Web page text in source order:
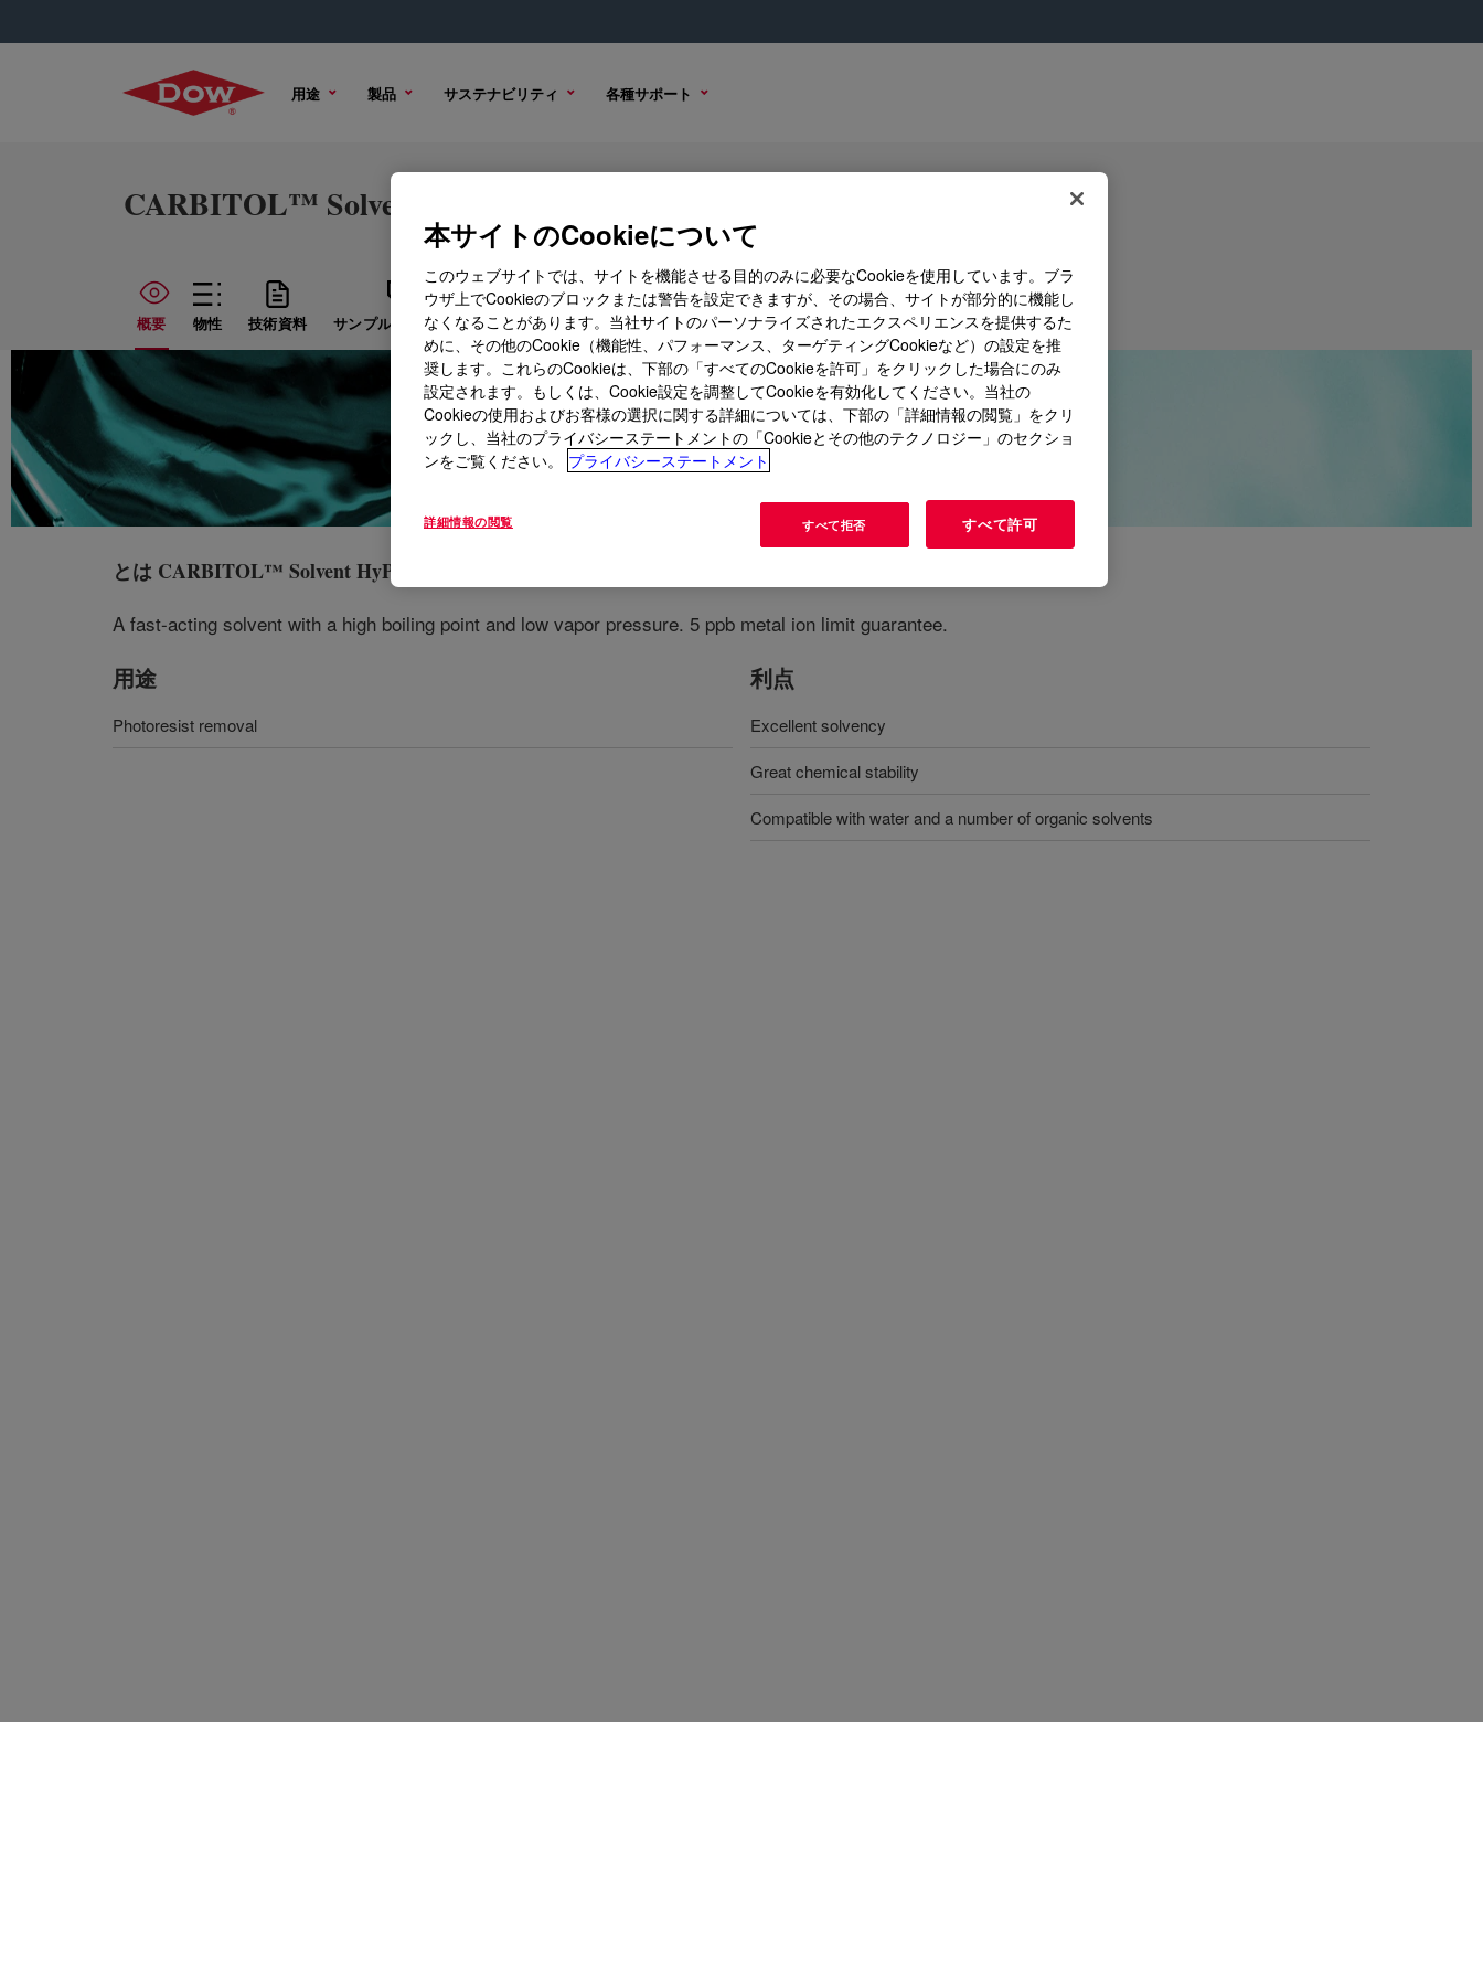
用途 製品 サステナビリティ 各種サポート
CARBITOL™ Solvent HyPure-5
概要 物性 技術資料 サンプル オプション 購入オプション
とは CARBITOL™ Solvent HyPure-5
A fast-acting solvent with a high boiling point and low vapor pressure. 5 ppb metal ion limit guarantee.
用途
Photoresist removal
利点
Excellent solvency
Great chemical stability
Compatible with water and a number of organic solvents
本サイトのCookieについて
このウェブサイトでは、サイトを機能させる目的のみに必要なCookieを使用しています。ブラ
ウザ上でCookieのブロックまたは警告を設定できますが、その場合、サイトが部分的に機能し
なくなることがあります。当社サイトのパーソナライズされたエクスペリエンスを提供するた
めに、その他のCookie（機能性、パフォーマンス、ターゲティングCookieなど）の設定を推
奨します。これらのCookieは、下部の「すべてのCookieを許可」をクリックした場合にのみ
設定されます。もしくは、Cookie設定を調整してCookieを有効化してください。当社の
Cookieの使用およびお客様の選択に関する詳細については、下部の「詳細情報の閲覧」をクリ
ックし、当社のプライバシーステートメントの「Cookieとその他のテクノロジー」のセクショ
ンをご覧ください。
プライバシーステートメント
詳細情報の閲覧 すべて拒否 すべて許可